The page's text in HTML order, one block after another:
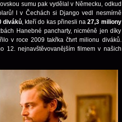
sumu pak vydělal v Německu, odkud
I v Čechách si Django vedl nesmírně
diváků, kteří do kas přinesli na27,3 miliony
Hanebné pancharty, nicméně jen díky
v roce 2009 takřka čtvrt milionu diváků.
12. nejnavštěvovanějším filmem v našich